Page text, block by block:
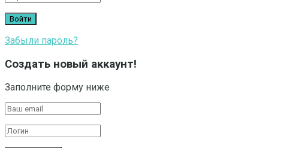
Забыли пароль?
Создать новый аккаунт!
Заполните форму ниже